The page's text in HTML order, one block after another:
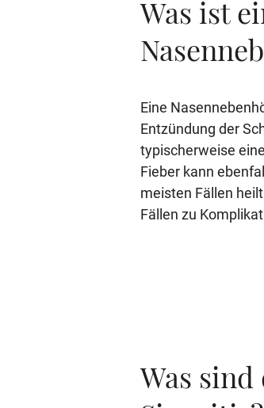
Was ist
Eine
Entzündung der
typischerweise
Fieber kann
meisten Fällen
Fällen zu
Was